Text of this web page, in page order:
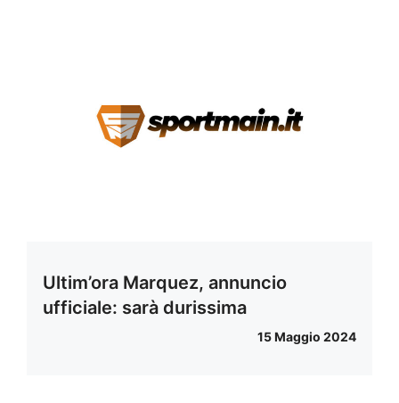
Ultim’ora Marquez, annuncio
ufficiale: sarà durissima
15 Maggio 2024